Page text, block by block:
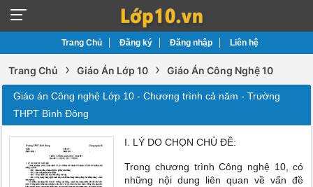
Trang Chủ Đăng ký Đăng nhập Liên hệ
Trang Chủ › Giáo Án Lớp 10 › Giáo Án Công Nghệ 10
Giáo án Công nghệ Lớp 10 - Chương trình cả năm - Trường
THPT Bình Đông
I. LÝ DO CHỌN CHỦ ĐỀ:
Trong chương trình Công nghệ 10, có
những nội dung liên quan về vấn đề